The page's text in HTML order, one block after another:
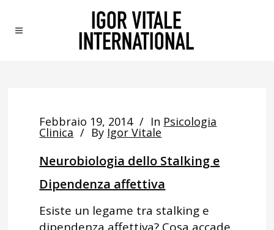
Febbraio 19, 2014 In Psicologia
Clinica By Igor Vitale
Neurobiologia dello Stalking e
Dipendenza affettiva
Esiste un legame tra stalking e